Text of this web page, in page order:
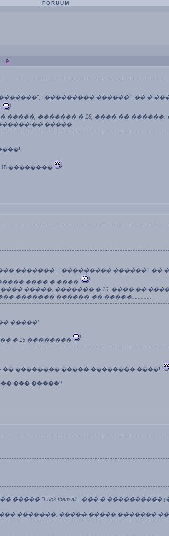
FORUUM
9
"��������� ������". �� �
������� � 16, ���� ��
�� �����.............
��������
�������", "��������� ������". ��
���� � ����
�����, ������� � 16, ���� ��
������� ������-�� �����.............
�����!
� 15 ��������
�� �������� ����� �������� ����!
��� �����?
����� "Fuck them all". ��� �
�������, ����� ����� �������